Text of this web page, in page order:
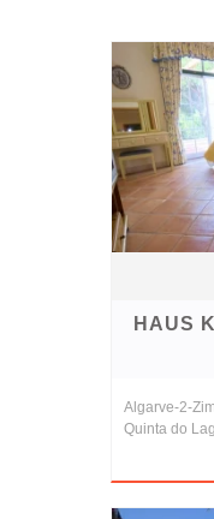
HAUS
Algarve-2-
Quinta do